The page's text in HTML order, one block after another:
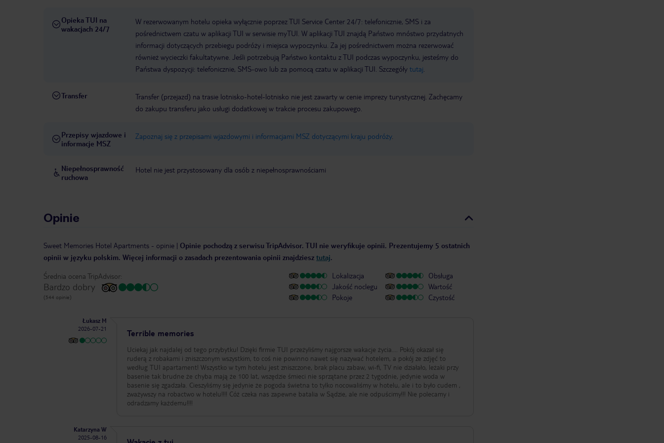
Opieka TUI na
wakacjach 24/7
W rezerwowanym hotelu opieka wyłącznie poprzez TUI Service Center 24/7: telefonicznie, SMS i za
pośrednictwem czatu w aplikacji TUI w serwisie myTUI. W aplikacji TUI znajdą Państwo mnóstwo przydatnych
informacji dotyczących przebiegu podróży i miejsca wypoczynku. Za jej pośrednictwem można rezerwować
również wycieczki fakultatywne. Jeśli potrzebują Państwo kontaktu z TUI podczas wypoczynku, jesteśmy do
Państwa dyspozycji: telefonicznie, SMS-owo lub za pomocą czatu w aplikacji TUI. Szczegóły tutaj
Transfer
Transfer (przejazd) na trasie lotnisko-hotel-lotnisko nie jest zawarty w cenie imprezy turystycznej. Zachęcamy
do zakupu transferu jako usługi dodatkowej w trakcie procesu zakupowego.
Przepisy wjazdowe i
informacje MSZ
Zapoznaj się z przepisami wjazdowymi i informacjami MSZ dotyczącymi kraju podróży.
Niepełnosprawność
ruchowa
Hotel nie jest przystosowany dla osób z niepełnosprawnościami
Opinie
Sweet Memories Hotel Apartments - opinie | Opinie pochodzą z serwisu TripAdvisor. TUI nie weryfikuje opinii. Prezentujemy 5 ostatnich
opinii w języku polskim. Więcej informacji o zasadach prezentowania opinii znajdziesz tutaj.
Średnia ocena TripAdvisor:
Bardzo dobry
(544 opinie)
Lokalizacja
Jakość noclegu
Pokoje
Obsługa
Wartość
Czystość
Łukasz M
2026-07-21
Terrible memories
Uciekaj jak najdalej od tego przybytku! Dzięki firmie TUI przeżyliśmy najgorsze wakacje życia.... Pokój okazał się
ruderą z robakami i zniszczonym wszystkim, to coś nie powinno nawet się nazywać hotelem, a pokój ze zdjęć to
według TUI apartament! Wszystko w tym hotelu jest zniszczone, brak placu zabaw, wi-fi, TV nie działało, leżaki przy
basenie tak brudne że chyba mają że 100 lat, wszędzie śmieci nie sprzątane przez 2 tygodnie, jedynie woda w
basenie się zgadzała. Cieszyliśmy się jedynie że pogoda świetna to tylko nocowaliśmy w hotelu, ale i to było cudem ,
zważywszy na robactwo w hotelu!!!! Cóż czeka nas zapewne batalia w Sądzie, ale nie odpuścimy!!! Nie polecamy i
odradzamy każdemu!!!!
Katarzyna W
2025-08-16